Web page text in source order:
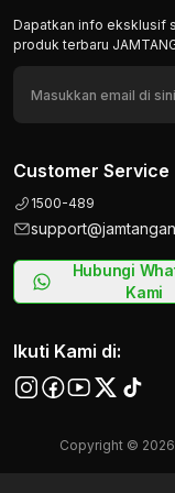
Dapatkan info eksklusif
produk terbaru
Customer Service
1500-489
Hubungi
Kami
Ikuti Kami di:
Copyright © 2026